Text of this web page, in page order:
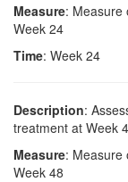
Measure: Measure
Week 24
Time: Week 24
Description:
treatment at Week
Measure: Measure
Week 48